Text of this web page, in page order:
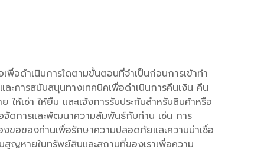
ดำเนินการใดตามขั้นตอนที่จำเป็นก่อนการเข้าทำ
การสนับสนุนทางเทคนิคเพื่อดำเนินการคืนเงิน คืน
ห้เช่า ให้ยืม และแจ้งการรับประกันสำหรับสินค้าหรือ
จัดการและพัฒนาความสัมพันธ์กับท่าน เช่น การ
ขอของท่านเพื่อรักษาความปลอดภัยและความน่าเชื่อ
ญหายในทรัพย์สินและสถานที่ของเราเพื่อความ